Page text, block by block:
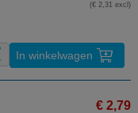
(€ 2,31 excl)
In winkelwagen
€ 2,79